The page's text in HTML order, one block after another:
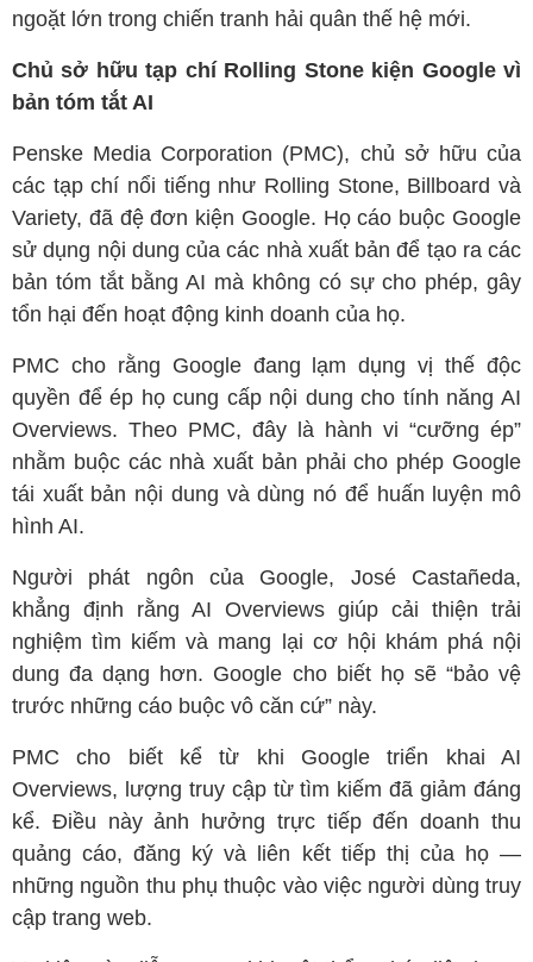
ngoặt lớn trong chiến tranh hải quân thế hệ mới.
Chủ sở hữu tạp chí Rolling Stone kiện Google vì
bản tóm tắt AI
Penske Media Corporation (PMC), chủ sở hữu của
các tạp chí nổi tiếng như Rolling Stone, Billboard và
Variety, đã đệ đơn kiện Google. Họ cáo buộc Google
sử dụng nội dung của các nhà xuất bản để tạo ra các
bản tóm tắt bằng AI mà không có sự cho phép, gây
tổn hại đến hoạt động kinh doanh của họ.
PMC cho rằng Google đang lạm dụng vị thế độc
quyền để ép họ cung cấp nội dung cho tính năng AI
Overviews. Theo PMC, đây là hành vi “cưỡng ép”
nhằm buộc các nhà xuất bản phải cho phép Google
tái xuất bản nội dung và dùng nó để huấn luyện mô
hình AI.
Người phát ngôn của Google, José Castañeda,
khẳng định rằng AI Overviews giúp cải thiện trải
nghiệm tìm kiếm và mang lại cơ hội khám phá nội
dung đa dạng hơn. Google cho biết họ sẽ “bảo vệ
trước những cáo buộc vô căn cứ” này.
PMC cho biết kể từ khi Google triển khai AI
Overviews, lượng truy cập từ tìm kiếm đã giảm đáng
kể. Điều này ảnh hưởng trực tiếp đến doanh thu
quảng cáo, đăng ký và liên kết tiếp thị của họ —
những nguồn thu phụ thuộc vào việc người dùng truy
cập trang web.